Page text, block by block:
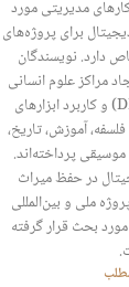
مدیریتی مورد
برای پروژه‌های
دارد. نویسندگان
مراکز علوم انسانی
دیجیتال (DH centers) و کاربرد ابزارهای
آموزش، تاریخ،
پرداخته‌اند.
در حفظ میراث
ملی و بین‌المللی
بحث قرار گرفته